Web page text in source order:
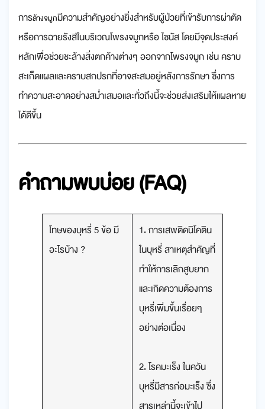
การล้างจมูกมีความสำคัญอย่างยิ่งสำหรับผู้ป่วยที่เข้ารับการผ่าตัด
หรือการฉายรังสีในบริเวณโพรงจมูกหรือ ไซนัส โดยมีจุดประสงค์
หลักเพื่อช่วยชะล้างสิ่งตกค้างต่างๆ ออกจากโพรงจมูก เช่น คราบ
สะเก็ดแผลและคราบสกปรกที่อาจสะสมอยู่หลังการรักษา ซึ่งการ
ทำความสะอาดอย่างสม่ำเสมอและทั่วถึงนี้จะช่วยส่งเสริมให้แผลหาย
ได้ดีขึ้น
คำถามพบบ่อย (FAQ)
โทษของบุหรี่ 5 ข้อ มี
อะไรบ้าง ?
1. การเสพติดนิโคติน
ในบุหรี่ สาเหตุสำคัญที่
ทำให้การเลิกสูบยาก
และเกิดความต้องการ
บุหรี่เพิ่มขึ้นเรื่อยๆ
อย่างต่อเนื่อง
2. โรคมะเร็ง ในควัน
บุหรี่มีสารก่อมะเร็ง ซึ่ง